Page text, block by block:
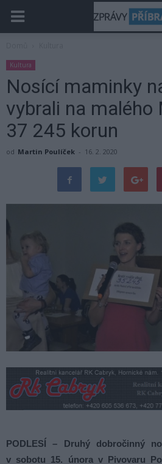
Kultura
Nosící maminky
vybrali na malého
37 245 korun
od Martin Poulíček - 16. 2. 2020
PODLESÍ – Druhý dobročinný
v sobotu 15. února v Pivovaru